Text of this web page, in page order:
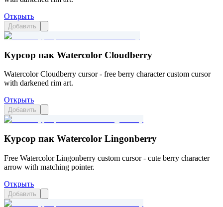
Открыть
Добавить
Курсор пак Watercolor Cloudberry
Watercolor Cloudberry cursor - free berry character custom cursor
with darkened rim art.
Открыть
Добавить
Курсор пак Watercolor Lingonberry
Free Watercolor Lingonberry custom cursor - cute berry character
arrow with matching pointer.
Открыть
Добавить